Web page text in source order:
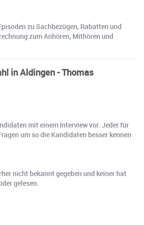
zu Sachbezügen, Rabatten und
zum Anhören, Mithören und
in Aldingen - Thomas
mit einem Interview vor. Jeder für
um so die Kandidaten besser kennen
nicht bekannt gegeben und keiner hat
gelesen.